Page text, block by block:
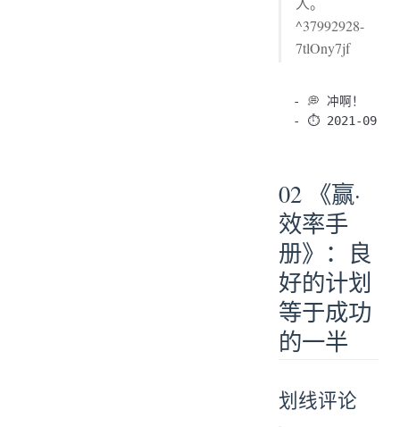
^37992928-
7tlOny7jf
- 💭 冲啊！
02 《赢·
效率手
册》：良
好的计划
等于成功
的一半
划线评论